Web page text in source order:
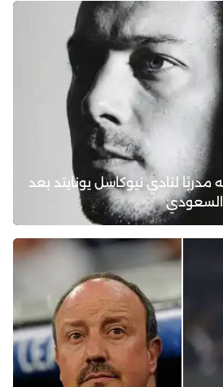
مدربًا لنادي نيوكاسل يونايتد بعد
السعودي